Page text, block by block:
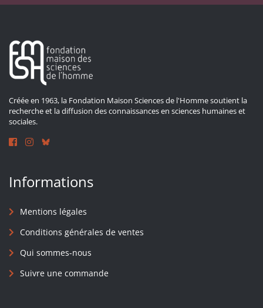
Créée en 1963, la Fondation Maison Sciences de l'Homme soutient la
recherche et la diffusion des connaissances en sciences humaines et
sociales.
Informations
Mentions légales
Conditions générales de ventes
Qui sommes-nous
Suivre une commande